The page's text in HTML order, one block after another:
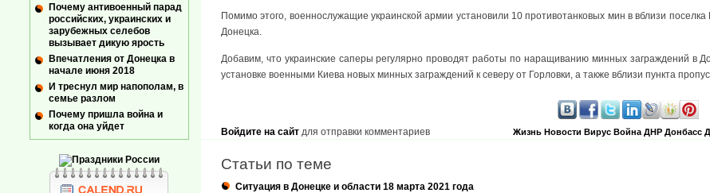
Помимо этого, военнослужащие украинской армии установили 10 противотанковых мин в вблизи поселка
Донецка.
Добавим, что украинские саперы регулярно проводят работы по наращиванию минных заграждений в
установке военными Киева новых минных заграждений к северу от Горловки, а также вблизи пункта
Жизнь Новости Вирус Война ДНР Донбасс
Войдите на сайт для отправки комментариев
Статьи по теме
Ситуация в Донецке и области 18 марта 2021 года
Почему антивоенный парад
российских, украинских и
зарубежных селебов
вызывает дикую ярость
Впечатления от Донецка в
начале июня 2018
И треснул мир напополам, в
семье разлом
Почему пришла война и
когда она уйдет